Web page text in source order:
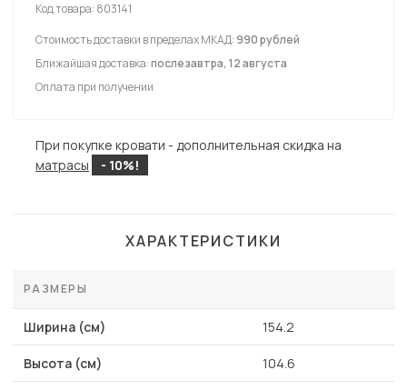
Код товара: 803141
Стоимость доставки в пределах МКАД:990 рублей
Ближайшая доставка:послезавтра, 12 августа
Оплата при получении
При покупке кровати - дополнительная скидка на
матрасы
- 10%!
ХАРАКТЕРИСТИКИ
РАЗМЕРЫ
Ширина (см) 154.2
Высота (см) 104.6